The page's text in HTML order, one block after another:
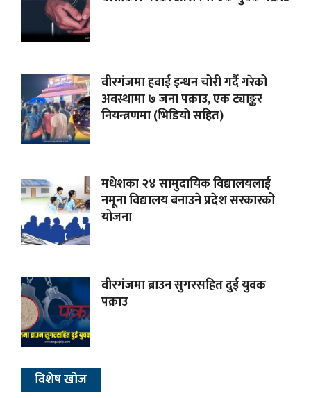
वीरगंजमा हवाई इन्धन चोरी गर्दै गरेको
अवस्थामा ७ जना पक्राउ, एक ट्याङ्कर
नियन्त्रणमा (भिडियाे सहित)
मधेशका २४ सामुदायिक विद्यालयलाई
नमूना विद्यालय बनाउने प्रदेश सरकारको
योजना
वीरगंजमा ब्राउन सुगरसहित दुई युवक
पक्राउ
विशेष खोज